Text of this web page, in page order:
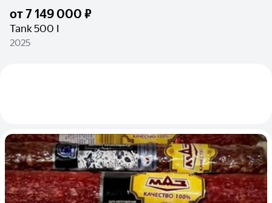
от7 149 000 ₽
Tank 500 I
2025